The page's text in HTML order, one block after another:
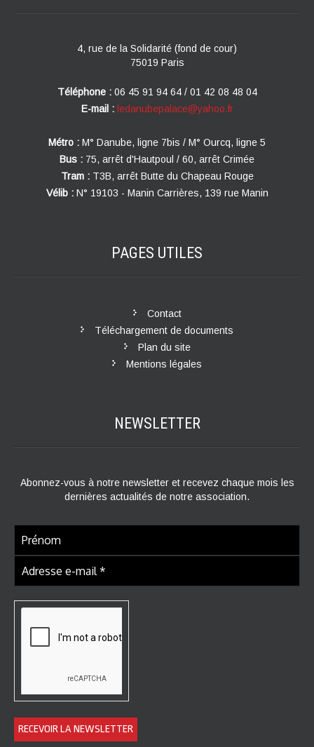
4, rue de la Solidarité (fond de cour)
75019 Paris
Téléphone : 06 45 91 94 64 / 01 42 08 48 04
E-mail : ledanubepalace@yahoo.fr
Métro : M° Danube, ligne 7bis / M° Ourcq, ligne 5
Bus : 75, arrêt d'Hautpoul / 60, arrêt Crimée
Tram : T3B, arrêt Butte du Chapeau Rouge
Vélib : N° 19103 - Manin Carrières, 139 rue Manin
PAGES UTILES
Contact
Téléchargement de documents
Plan du site
Mentions légales
NEWSLETTER
Abonnez-vous à notre newsletter et recevez chaque mois les
dernières actualités de notre association.